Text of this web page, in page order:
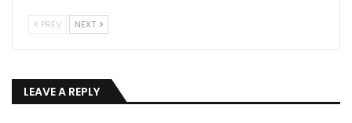
PREV NEXT
LEAVE A REPLY